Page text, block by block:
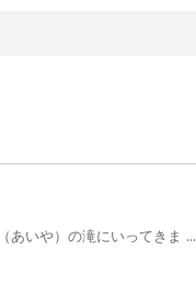
あいや）の滝にいってきま ...